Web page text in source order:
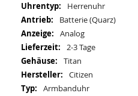
Herrenuhr
Batterie (Quarz)
Analog
2-3 Tage
Titan
Citizen
Armbanduhr